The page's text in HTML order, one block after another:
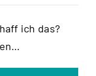
ich das?